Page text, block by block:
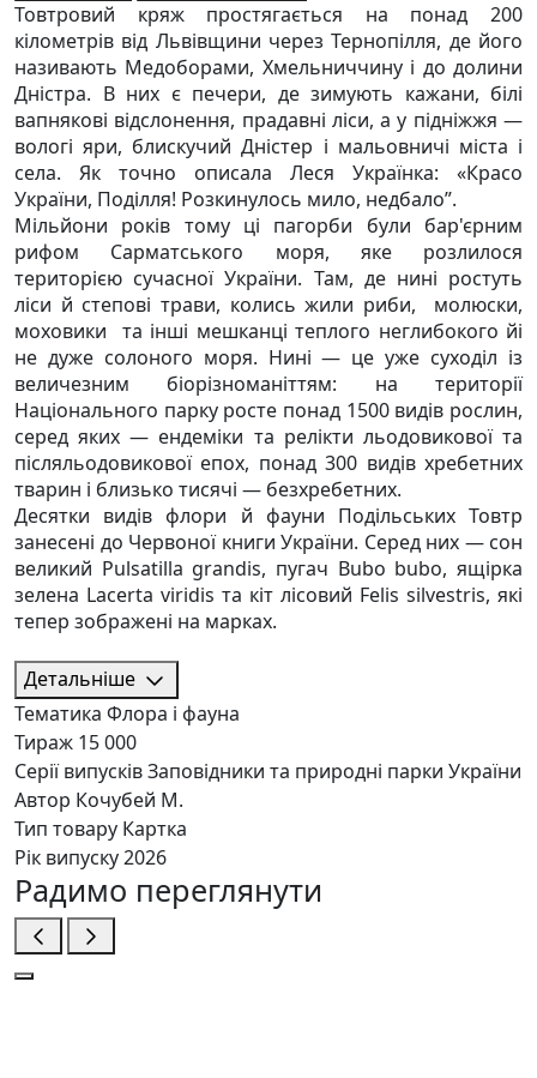
Товтровий кряж простягається на понад 200
кілометрів від Львівщини через Тернопілля, де його
називають Медоборами, Хмельниччину і до долини
Дністра. В них є печери, де зимують кажани, білі
вапнякові відслонення, прадавні ліси, а у підніжжя —
вологі яри, блискучий Дністер і мальовничі міста і
села. Як точно описала Леся Українка: «Красо
України, Поділля! Розкинулось мило, недбало”.
Мільйони років тому ці пагорби були бар'єрним
рифом Сарматського моря, яке розлилося
територією сучасної України. Там, де нині ростуть
ліси й степові трави, колись жили риби, молюски,
моховики та інші мешканці теплого неглибокого йі
не дуже солоного моря. Нині — це уже суходіл із
величезним біорізноманіттям: на території
Національного парку росте понад 1500 видів рослин,
серед яких — ендеміки та релікти льодовикової та
післяльодовикової епох, понад 300 видів хребетних
тварин і близько тисячі — безхребетних.
Десятки видів флори й фауни Подільських Товтр
занесені до Червоної книги України. Серед них — сон
великий Pulsatilla grandis, пугач Bubo bubo, ящірка
зелена Lacerta viridis та кіт лісовий Felis silvestris, які
тепер зображені на марках.
Детальніше
Тематика Флора і фауна
Тираж 15 000
Серії випусківЗаповідники та природні парки України
Автор Кочубей М.
Тип товару Картка
Рік випуску2026
Радимо переглянути